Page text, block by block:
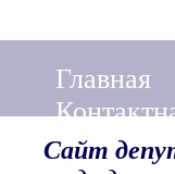
Главная
Сайт